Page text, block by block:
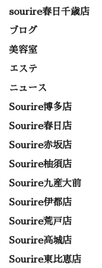
sourire春日千歳店
ブログ
美容室
エステ
ニュース
Sourire博多店
Sourire春日店
Sourire赤坂店
Sourire柚須店
Sourire九産大前
Sourire伊都店
Sourire荒戸店
Sourire高城店
Sourire東比恵店